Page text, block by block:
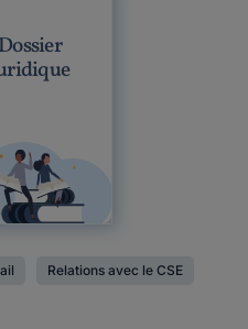
Dossier
Relations avec le CSE